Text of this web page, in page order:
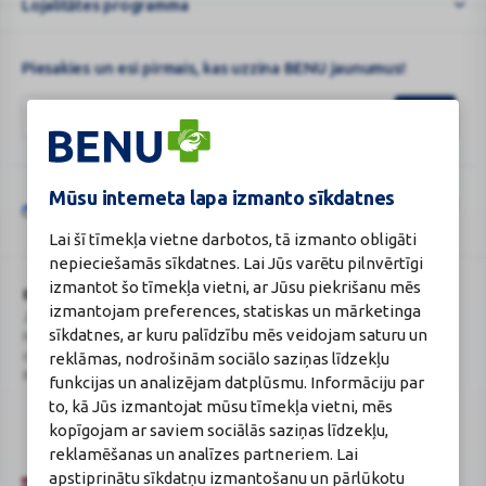
Mūsu interneta lapa izmanto sīkdatnes
Lai šī tīmekļa vietne darbotos, tā izmanto obligāti
nepieciešamās sīkdatnes. Lai Jūs varētu pilnvērtīgi
izmantot šo tīmekļa vietni, ar Jūsu piekrišanu mēs
izmantojam preferences, statiskas un mārketinga
sīkdatnes, ar kuru palīdzību mēs veidojam saturu un
reklāmas, nodrošinām sociālo saziņas līdzekļu
funkcijas un analizējam datplūsmu. Informāciju par
to, kā Jūs izmantojat mūsu tīmekļa vietni, mēs
kopīgojam ar saviem sociālās saziņas līdzekļu,
reklamēšanas un analīzes partneriem. Lai
apstiprinātu sīkdatņu izmantošanu un pārlūkotu
Lojalitātes programma
Piesakies un esi pirmais, kas uzzina BENU jaunumus!
Google
reCAPTCHA
Šo vietni aizsargā „reCAPTCHA“, un uz to attiecas „Google“
BENU Aptieka Latvija, SIA
Juridiskā adrese / Faktiskā adrese:
Noliktavu iela 5, Dreiliņi, Stopiņu
novads, LV-2130
Reģistrācijas Nr.: 40003252167
Licence
Licences numurs: A00010
E-aptiekas kontakti
Aptiekas vadītāja:
Sertificēta farmaceite: Jeļena
Gončarova
Reģistrācijas Nr.: F-0834
Sertifikāta Nr.: 215.2025